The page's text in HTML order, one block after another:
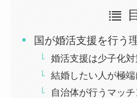
国が婚活支援を行う
婚活支援は少子化
結婚したい人が極
自治体が行うマッ